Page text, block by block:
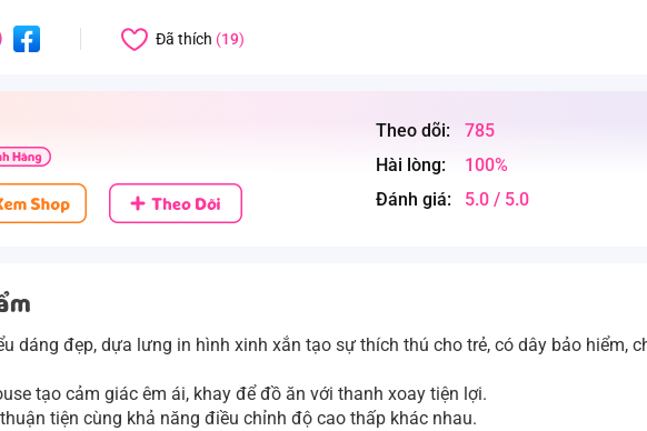
Đã thích (19)
Theo dõi:
785
Hài lòng:
100%
Đánh giá:
5.0 / 5.0
dáng đẹp, dựa lưng in hình xinh xắn tạo sự thích thú cho trẻ, có dây bảo hiểm,
tạo cảm giác êm ái, khay để đồ ăn với thanh xoay tiện lợi.
tiện cùng khả năng điều chỉnh độ cao thấp khác nhau.